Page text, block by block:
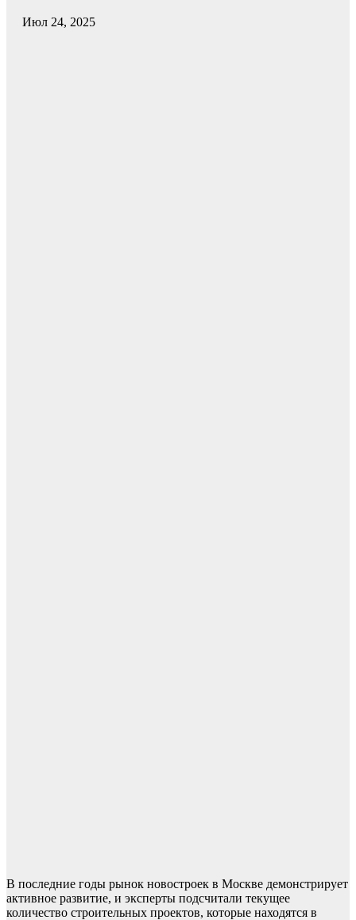
Июл 24, 2025
В последние годы рынок новостроек в Москве демонстрирует
активное развитие, и эксперты подсчитали текущее
количество строительных проектов, которые находятся в